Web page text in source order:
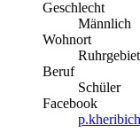
Geschlecht
Männlich
Wohnort
Beruf
Schüler
Facebook
p.kheribich